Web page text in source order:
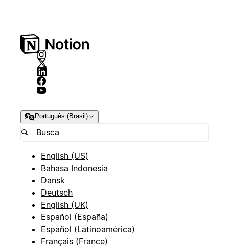
Português (Brasil)
English (US)
Bahasa Indonesia
Dansk
Deutsch
English (UK)
Español (España)
Español (Latinoamérica)
Français (France)